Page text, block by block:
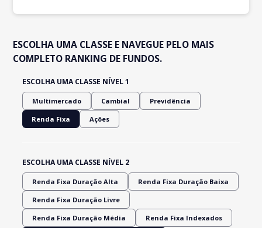
ESCOLHA UMA CLASSE E NAVEGUE PELO MAIS
COMPLETO RANKING DE FUNDOS.
ESCOLHA UMA CLASSE NÍVEL 1
Multimercado Cambial Previdência
Renda Fixa Ações
ESCOLHA UMA CLASSE NÍVEL 2
Renda Fixa Duração Alta Renda Fixa Duração Baixa
Renda Fixa Duração Livre
Renda Fixa Duração Média
Renda Fixa Indexados